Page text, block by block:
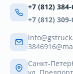
+7 (812)
+7 (812)
Санкт-